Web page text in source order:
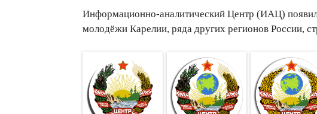
Информационно-аналитический Центр (ИАЦ)
молодёжи Карелии, ряда других регионов России,